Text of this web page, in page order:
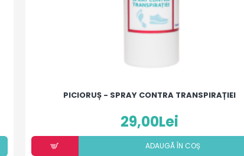
PICIORUȘ - SPRAY CONTRA TRANSPIRAȚIEI
29,00Lei
ADAUGÃ ÎN COȘ